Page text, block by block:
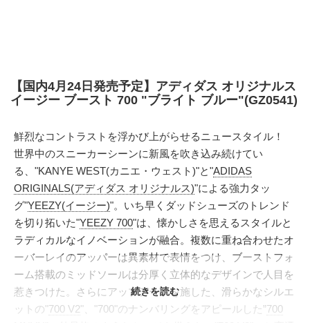
【国内4月24日発売予定】アディダス オリジナルス
イージー ブースト 700 "ブライト ブルー"(GZ0541)
鮮烈なコントラストを浮かび上がらせるニュースタイル！
世界中のスニーカーシーンに新風を吹き込み続けてい
る、"KANYE WEST(カニエ・ウェスト)"と"ADIDAS
ORIGINALS(アディダス オリジナルス)"による強力タッ
グ"YEEZY(イージー)"。いち早くダッドシューズのトレンド
を切り拓いた"YEEZY 700"は、懐かしさを思えるスタイルと
ラディカルなイノベーションが融合。複数に重ね合わせたオ
ーバーレイのアッパーは異素材で表情をつけ、ブーストフォ
ーム搭載のミッドソールは分厚く立体的なデザインで人目を
惹きつけた。さらにアップデートを施した、滑らかなシルエ
ットの"700 V2"、"700"のナンバリングをアピールした”700
続きを読む